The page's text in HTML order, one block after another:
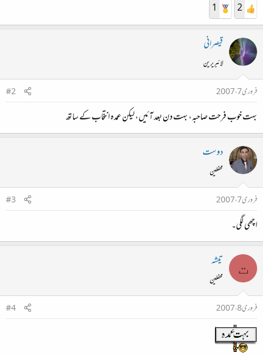
2
1
قیصرانی
لائبریرین
فروری 7، 2007
#2
بہت خوب فرحت صاحبہ، بہت دن بعد آئیں، لیکن عمدہ انتخاب کے ساتھ
دوست
محفلین
فروری 7، 2007
#3
اچھی لگی۔
ت تیشہ
محفلین
فروری 8، 2007
#4